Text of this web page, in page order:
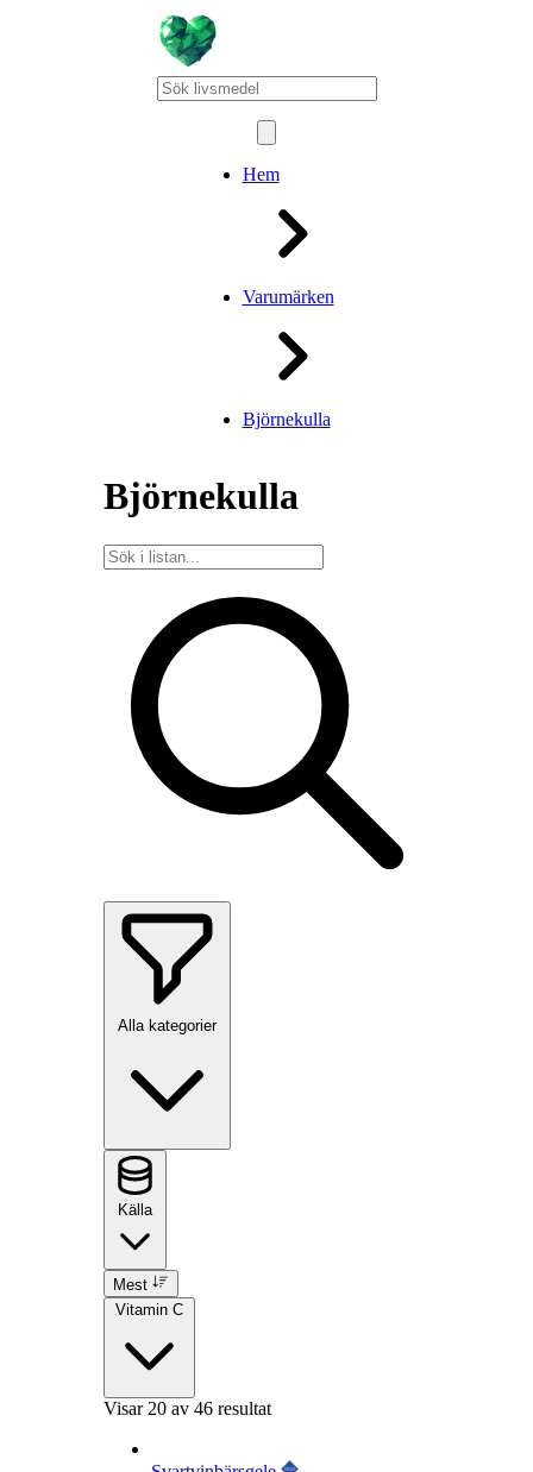
Hem
Varumärken
Björnekulla
Björnekulla
Alla kategorier
Källa
Mest
Vitamin C
Visar 20av 46 resultat